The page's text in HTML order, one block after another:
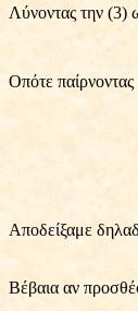
Λύνοντας την (3)
Οπότε
Αποδείξαμε
Βέβαια αν